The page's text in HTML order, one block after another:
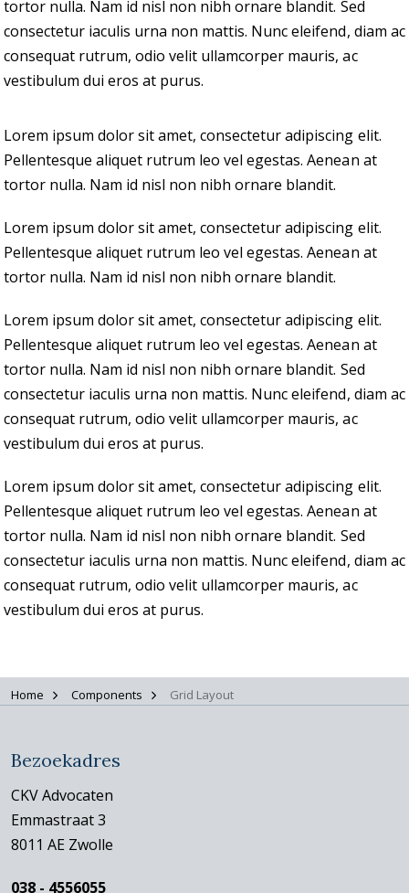
tortor nulla. Nam id nisl non nibh ornare blandit. Sed
consectetur iaculis urna non mattis. Nunc eleifend, diam ac
consequat rutrum, odio velit ullamcorper mauris, ac
vestibulum dui eros at purus.
Lorem ipsum dolor sit amet, consectetur adipiscing elit.
Pellentesque aliquet rutrum leo vel egestas. Aenean at
tortor nulla. Nam id nisl non nibh ornare blandit.
Lorem ipsum dolor sit amet, consectetur adipiscing elit.
Pellentesque aliquet rutrum leo vel egestas. Aenean at
tortor nulla. Nam id nisl non nibh ornare blandit.
Lorem ipsum dolor sit amet, consectetur adipiscing elit.
Pellentesque aliquet rutrum leo vel egestas. Aenean at
tortor nulla. Nam id nisl non nibh ornare blandit. Sed
consectetur iaculis urna non mattis. Nunc eleifend, diam ac
consequat rutrum, odio velit ullamcorper mauris, ac
vestibulum dui eros at purus.
Lorem ipsum dolor sit amet, consectetur adipiscing elit.
Pellentesque aliquet rutrum leo vel egestas. Aenean at
tortor nulla. Nam id nisl non nibh ornare blandit. Sed
consectetur iaculis urna non mattis. Nunc eleifend, diam ac
consequat rutrum, odio velit ullamcorper mauris, ac
vestibulum dui eros at purus.
Home Components Grid Layout
Bezoekadres
CKV Advocaten
Emmastraat 3
8011 AE Zwolle
038 - 4556055